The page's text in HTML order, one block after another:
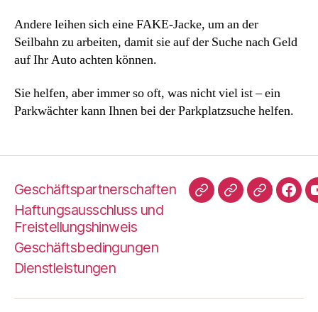
Andere leihen sich eine FAKE-Jacke, um an der
Seilbahn zu arbeiten, damit sie auf der Suche nach Geld
auf Ihr Auto achten können.
Sie helfen, aber immer so oft, was nicht viel ist – ein
Parkwächter kann Ihnen bei der Parkplatzsuche helfen.
Geschäftspartnerschaften
Haftungsausschluss und
Freistellungshinweis
Geschäftsbedingungen
Dienstleistungen
TripAdvisor
HalloTrustPilot